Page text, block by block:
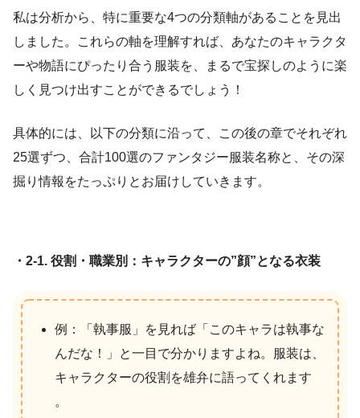
私は分析から、特に重要な4つの分類軸があることを見出
しました。これらの軸を理解すれば、あなたのキャラクタ
ーや物語にぴったり合う服装を、まるで宝探しのように楽
しく見つけ出すことができるでしょう！
具体的には、以下の分類に沿って、この後の章でそれぞれ
25選ずつ、合計100選のファンタジー服装名称と、その深
掘り情報をたっぷりとお届けしていきます。
・2-1. 役割・職業別：キャラクターの”顔”となる衣装
例：「執事服」を見れば「このキャラは執事な
んだな！」と一目で分かりますよね。服装は、
キャラクターの役割を雄弁に語ってくれます
。